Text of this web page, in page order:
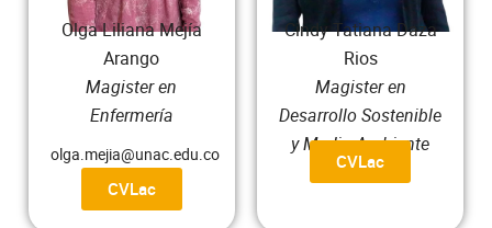
Olga Liliana Mejía
Arango
Magister en
Enfermería
olga.mejia@unac.edu.co
CVLac
Cindy Tatiana Daza
Rios
Magister en
Desarrollo Sostenible
y Medio Ambiente
CVLac